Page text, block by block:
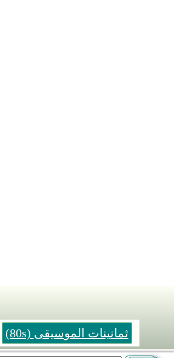
(80s) ثمانينات الموسيقى